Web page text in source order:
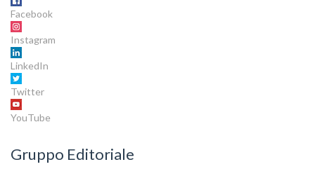
Facebook
Instagram
LinkedIn
Twitter
YouTube
Gruppo Editoriale